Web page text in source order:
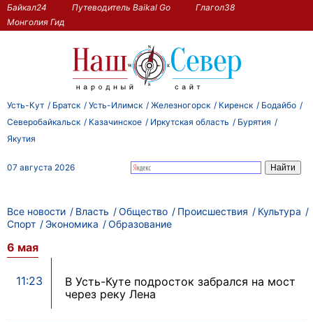
Байкал24 Путеводитель Baikal Go
Глагол38
Монголия Гид
Усть-Кут Братск Усть-Илимск Железногорск Киренск
Бодайбо
Северобайкальск
Казачинское Иркутская область
Бурятия
Якутия
07 августа 2026
Все новости Власть Общество Происшествия
Культура
Спорт
Экономика Образование
6 мая
11:23
В Усть-Куте подросток забрался на мост
через реку Лена